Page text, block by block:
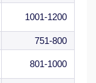
1001-1200
751-800
801-1000